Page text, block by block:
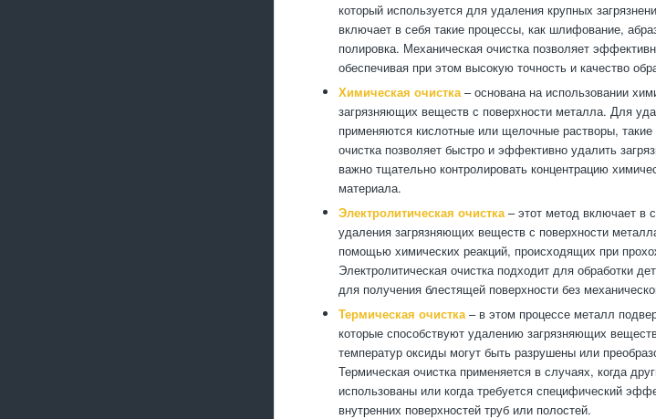
который используется для удаления крупных
включает в себя такие процессы, как шлифование,
полировка. Механическая очистка позволяет
обеспечивая при этом высокую точность и качество
Химическая очистка– основана на использовании
загрязняющих веществ с поверхности металла. Для
применяются кислотные или щелочные растворы,
очистка позволяет быстро и эффективно удалить
важно тщательно контролировать концентрацию
материала.
Электролитическая очистка– этот метод включает в
удаления загрязняющих веществ с поверхности
помощью химических реакций, происходящих при
Электролитическая очистка подходит для обработки
для получения блестящей поверхности без
Термическая очистка– в этом процессе металл
которые способствуют удалению загрязняющих
температур оксиды могут быть разрушены или
Термическая очистка применяется в случаях, когда
использованы или когда требуется специфический
внутренних поверхностей труб или полостей.